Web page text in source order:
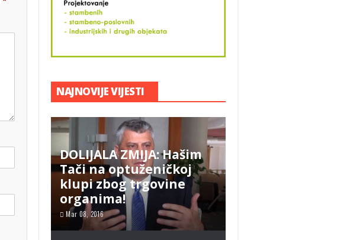
NAJNOVIJE VIJESTI
DOLIJALA ZMIJA: Hašim
Tači na optuženičkoj
klupi zbog trgovine
organima!
Mar 08, 2016